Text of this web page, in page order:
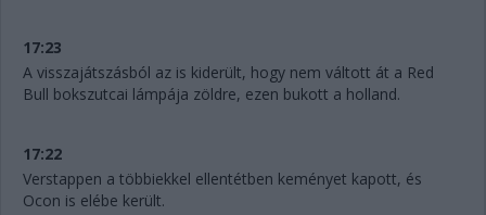
17:23
A visszajátszásból az is kiderült, hogy nem váltott át a Red
Bull bokszutcai lámpája zöldre, ezen bukott a holland.
17:22
Verstappen a többiekkel ellentétben keményet kapott, és
Ocon is elébe került.